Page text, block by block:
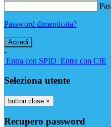
Password dimenticata?
-
Entra con SPID Entra con CIE
Seleziona utente
button close ×
Recupero password